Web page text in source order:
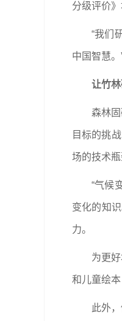
分级评价
“我们
中国智慧。
让竹
森林
目标的挑
场的技术
“气候
变化的知
力。
为更
和儿童绘
此外